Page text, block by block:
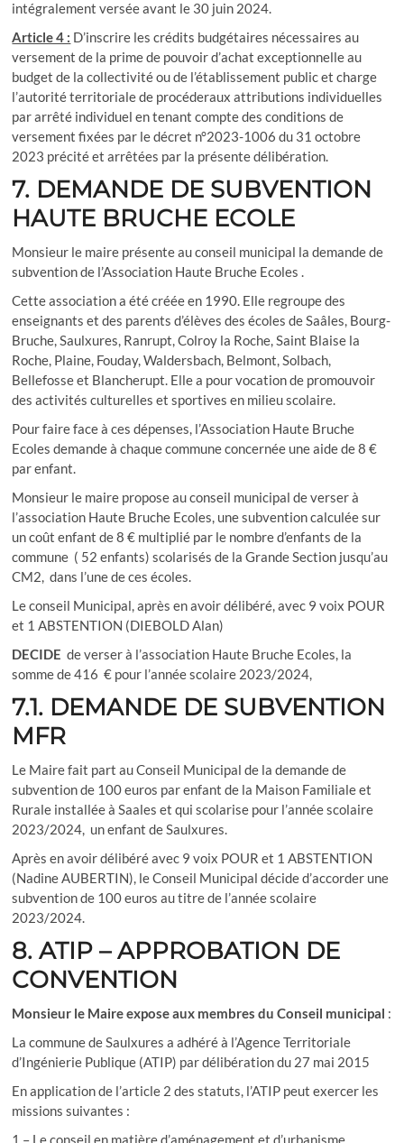
intégralement versée avant le 30 juin 2024.
Article 4 : D’inscrire les crédits budgétaires nécessaires au
versement de la prime de pouvoir d’achat exceptionnelle au
budget de la collectivité ou de l’établissement public et charge
l’autorité territoriale de procéderaux attributions individuelles
par arrêté individuel en tenant compte des conditions de
versement fixées par le décret n°2023-1006 du 31 octobre
2023 précité et arrêtées par la présente délibération.
7. DEMANDE DE SUBVENTION
HAUTE BRUCHE ECOLE
Monsieur le maire présente au conseil municipal la demande de
subvention de l’Association Haute Bruche Ecoles .
Cette association a été créée en 1990. Elle regroupe des
enseignants et des parents d’élèves des écoles de Saâles, Bourg-
Bruche, Saulxures, Ranrupt, Colroy la Roche, Saint Blaise la
Roche, Plaine, Fouday, Waldersbach, Belmont, Solbach,
Bellefosse et Blancherupt. Elle a pour vocation de promouvoir
des activités culturelles et sportives en milieu scolaire.
Pour faire face à ces dépenses, l’Association Haute Bruche
Ecoles demande à chaque commune concernée une aide de 8 €
par enfant.
Monsieur le maire propose au conseil municipal de verser à
l’association Haute Bruche Ecoles, une subvention calculée sur
un coût enfant de 8 € multiplié par le nombre d’enfants de la
commune ( 52 enfants) scolarisés de la Grande Section jusqu’au
CM2, dans l’une de ces écoles.
Le conseil Municipal, après en avoir délibéré, avec 9 voix POUR
et 1 ABSTENTION (DIEBOLD Alan)
DECIDE de verser à l’association Haute Bruche Ecoles, la
somme de 416 € pour l’année scolaire 2023/2024,
7.1. DEMANDE DE SUBVENTION
MFR
Le Maire fait part au Conseil Municipal de la demande de
subvention de 100 euros par enfant de la Maison Familiale et
Rurale installée à Saales et qui scolarise pour l’année scolaire
2023/2024, un enfant de Saulxures.
Après en avoir délibéré avec 9 voix POUR et 1 ABSTENTION
(Nadine AUBERTIN), le Conseil Municipal décide d’accorder une
subvention de 100 euros au titre de l’année scolaire
2023/2024.
8. ATIP – APPROBATION DE
CONVENTION
Monsieur le Maireexpose aux membres du Conseil municipal :
La commune de Saulxures a adhéré à l’Agence Territoriale
d’Ingénierie Publique (ATIP) par délibération du 27 mai 2015
En application de l’article 2 des statuts, l’ATIP peut exercer les
missions suivantes :
1 – Le conseil en matière d’aménagement et d’urbanisme,